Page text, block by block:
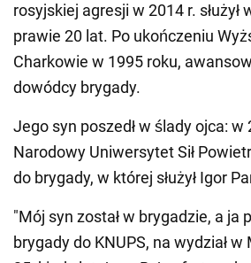
rosyjskiej agresji w 2014 r.
prawie 20 lat. Po ukończeniu
Charkowie w 1995 roku,
dowódcy brygady.
Jego syn poszedł w ślady ojca:
Narodowy Uniwersytet Sił
do brygady, w której służył Igor
"Mój syn został w brygadzie, a ja
brygady do KNUPS, na wydział